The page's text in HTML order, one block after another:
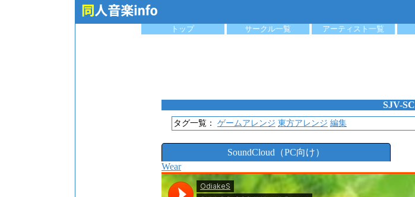
トップ
サークル一覧 アーティスト一覧
SJV-SC
タグ一覧： ゲームアレンジ 東方アレンジ 編集
SoundCloud（PC向け）
Wear